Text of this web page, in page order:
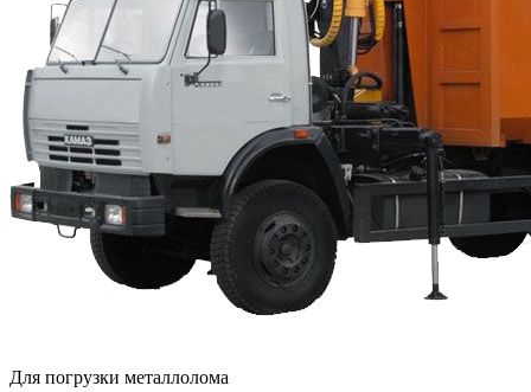
Для погрузки металлолома